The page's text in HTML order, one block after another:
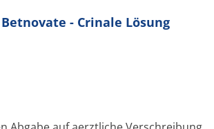
- Crinale Lösung